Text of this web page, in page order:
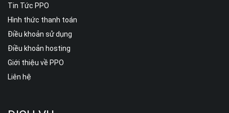
Tin Tức PPO
Hình thức thanh toán
Điều khoản sử dụng
Điều khoản hosting
Giới thiệu về PPO
Liên hệ